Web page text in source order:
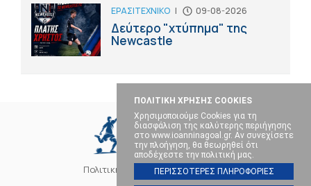
ΠΟΛΙΤΙΚΗ ΧΡΗΣΗΣ COOKIES
Χρησιμοποιούμε Cookies για τη
διασφάλιση της καλύτερης περιήγησης
στο www.ioanninagoal.gr. Αν συνεχίσετε
την πλοήγηση, θα θεωρηθεί ότι
αποδέχεστε την πολιτική μας.
ΠΕΡΙΣΣΟΤΕΡΕΣ ΠΛΗΡΟΦΟΡΙΕΣ
ΕΡΑΣΙΤΕΧΝΙΚΟ | 09-08-2026
Δεύτερο "χτύπημα" της
Newcastle
Πολιτική Cookies Επικοινωνία